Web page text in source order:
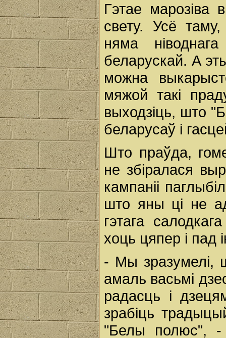
Гэтае марозіва
свету. Усё
няма
беларускай. А
можна
мяжой такі
выходзіць, што
беларусаў і
Што праўда,
не збіралася
кампаніі
што яны ці не
гэтага
хоць цяпер і
- Мы зразумелі,
амаль васьмі
радасць і
зрабіць
"Белы полюс", -